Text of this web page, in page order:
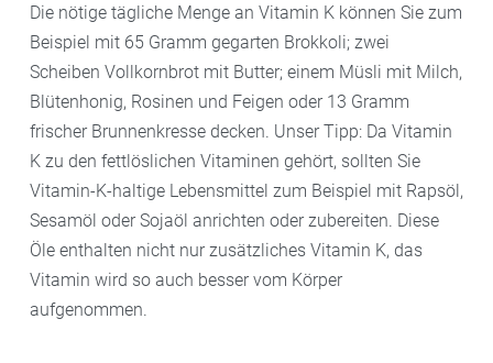
Die nötige tägliche Menge an Vitamin K können Sie zum
Beispiel mit 65 Gramm gegarten Brokkoli; zwei
Scheiben Vollkornbrot mit Butter; einem Müsli mit Milch,
Blütenhonig, Rosinen und Feigen oder 13 Gramm
frischer Brunnenkresse decken. Unser Tipp: Da Vitamin
K zu den fettlöslichen Vitaminen gehört, sollten Sie
Vitamin-K-haltige Lebensmittel zum Beispiel mit Rapsöl,
Sesamöl oder Sojaöl anrichten oder zubereiten. Diese
Öle enthalten nicht nur zusätzliches Vitamin K, das
Vitamin wird so auch besser vom Körper
aufgenommen.